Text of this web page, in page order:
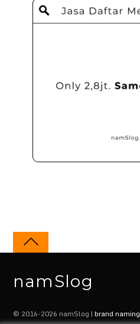
namSlog
© 2016-2026 namSlog |brand naming